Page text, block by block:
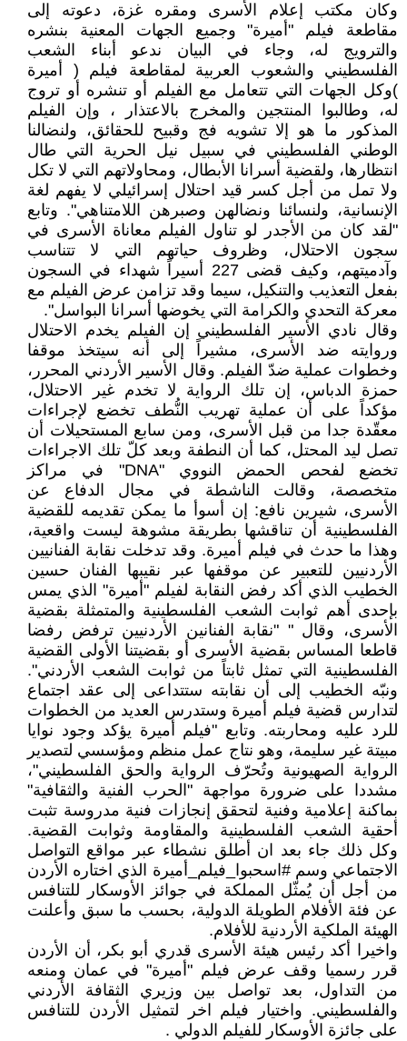
وكان مكتب إعلام الأسرى ومقره غزة، دعوته إلى
مقاطعة فيلم "أميرة" وجميع الجهات المعنية بنشره
والترويج له، وجاء في البيان ندعو أبناء الشعب
الفلسطيني والشعوب العربية لمقاطعة فيلم ( أميرة
)وكل الجهات التي تتعامل مع الفيلم أو تنشره أو تروج
له، وطالبوا المنتجين والمخرج بالاعتذار ، وإن الفيلم
المذكور ما هو إلا تشويه فج وقبيح للحقائق، ولنضالنا
الوطني الفلسطيني في سبيل نيل الحرية التي طال
انتظارها، ولقضية أسرانا الأبطال، ومحاولاتهم التي لا تكل
ولا تمل من أجل كسر قيد احتلال إسرائيلي لا يفهم لغة
الإنسانية، ولنسائنا ونضالهن وصبرهن اللامتناهي". وتابع
"لقد كان من الأجدر لو تناول الفيلم معاناة الأسرى في
سجون الاحتلال، وظروف حياتهم التي لا تتناسب
وآدميتهم، وكيف قضى 227 أسيراً شهداء في السجون
بفعل التعذيب والتنكيل، سيما وقد تزامن عرض الفيلم مع
معركة التحدي والكرامة التي يخوضها أسرانا البواسل".
وقال نادي الأسير الفلسطيني إن الفيلم يخدم الاحتلال
وروايته ضد الأسرى، مشيراً إلى أنه سيتخذ موقفا
وخطوات عملية ضدّ الفيلم. وقال الأسير الأردني المحرر،
حمزة الدباس، إن تلك الرواية لا تخدم غير الاحتلال،
مؤكداً على أن عملية تهريب النُّطف تخضع لإجراءات
معقّدة جدا من قبل الأسرى، ومن سابع المستحيلات أن
تصل ليد المحتل، كما أن النطفة وبعد كلّ تلك الاجراءات
تخضع لفحص الحمض النووي "DNA" في مراكز
متخصصة، وقالت الناشطة في مجال الدفاع عن
الأسرى، شيرين نافع: إن أسوأ ما يمكن تقديمه للقضية
الفلسطينية أن تناقشها بطريقة مشوهة ليست واقعية،
وهذا ما حدث في فيلم أميرة. وقد تدخلت نقابة الفنانيين
الأردنيين للتعبير عن موقفها عبر نقيبها الفنان حسين
الخطيب الذي أكد رفض النقابة لفيلم "أميرة" الذي يمس
بإحدى أهم ثوابت الشعب الفلسطينية والمتمثلة بقضية
الأسرى، وقال " "نقابة الفنانين الأردنيين ترفض رفضا
قاطعا المساس بقضية الأسرى أو بقضيتنا الأولى القضية
الفلسطينية التي تمثل ثابتاً من ثوابت الشعب الأردني".
ونبّه الخطيب إلى أن نقابته ستتداعى إلى عقد اجتماع
لتدارس قضية فيلم أميرة وستدرس العديد من الخطوات
للرد عليه ومحاربته. وتابع "فيلم أميرة يؤكد وجود نوايا
مبيتة غير سليمة، وهو نتاج عمل منظم ومؤسسي لتصدير
الرواية الصهيونية وتُحرّف الرواية والحق الفلسطيني"،
مشددا على ضرورة مواجهة "الحرب الفنية والثقافية"
بماكنة إعلامية وفنية لتحقق إنجازات فنية مدروسة تثبت
أحقية الشعب الفلسطينية والمقاومة وثوابت القضية.
وكل ذلك جاء بعد ان أطلق نشطاء عبر مواقع التواصل
الاجتماعي وسم #اسحبوا_فيلم_أميرة الذي اختاره الأردن
من أجل أن يُمثّل المملكة في جوائز الأوسكار للتنافس
عن فئة الأفلام الطويلة الدولية، بحسب ما سبق وأعلنت
الهيئة الملكية الأردنية للأفلام.
واخيرا أكد رئيس هيئة الأسرى قدري أبو بكر، أن الأردن
قرر رسميا وقف عرض فيلم "أميرة" في عمان ومنعه
من التداول، بعد تواصل بين وزيري الثقافة الأردني
والفلسطيني. واختيار فيلم اخر لتمثيل الأردن للتنافس
على جائزة الأوسكار للفيلم الدولي .